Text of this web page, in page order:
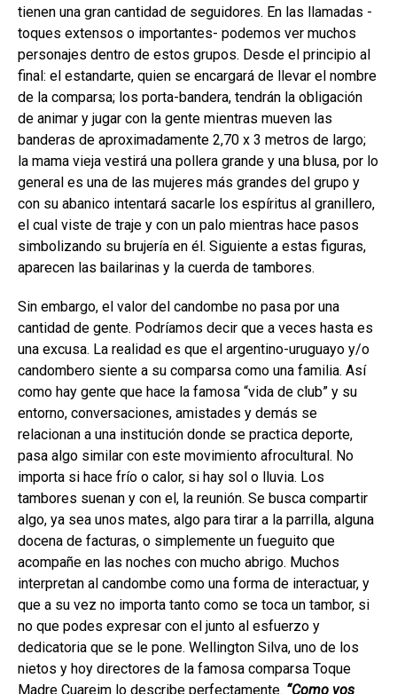
tienen una gran cantidad de seguidores. En las llamadas -
toques extensos o importantes- podemos ver muchos
personajes dentro de estos grupos. Desde el principio al
final: el estandarte, quien se encargará de llevar el nombre
de la comparsa; los porta-bandera, tendrán la obligación
de animar y jugar con la gente mientras mueven las
banderas de aproximadamente 2,70 x 3 metros de largo;
la mama vieja vestirá una pollera grande y una blusa, por lo
general es una de las mujeres más grandes del grupo y
con su abanico intentará sacarle los espíritus al granillero,
el cual viste de traje y con un palo mientras hace pasos
simbolizando su brujería en él. Siguiente a estas figuras,
aparecen las bailarinas y la cuerda de tambores.
Sin embargo, el valor del candombe no pasa por una
cantidad de gente. Podríamos decir que a veces hasta es
una excusa. La realidad es que el argentino-uruguayo y/o
candombero siente a su comparsa como una familia. Así
como hay gente que hace la famosa “vida de club” y su
entorno, conversaciones, amistades y demás se
relacionan a una institución donde se practica deporte,
pasa algo similar con este movimiento afrocultural. No
importa si hace frío o calor, si hay sol o lluvia. Los
tambores suenan y con el, la reunión. Se busca compartir
algo, ya sea unos mates, algo para tirar a la parrilla, alguna
docena de facturas, o simplemente un fueguito que
acompañe en las noches con mucho abrigo. Muchos
interpretan al candombe como una forma de interactuar, y
que a su vez no importa tanto como se toca un tambor, si
no que podes expresar con el junto al esfuerzo y
dedicatoria que se le pone. Wellington Silva, uno de los
nietos y hoy directores de la famosa comparsa Toque
Madre Cuareim lo describe perfectamente. “Como vos